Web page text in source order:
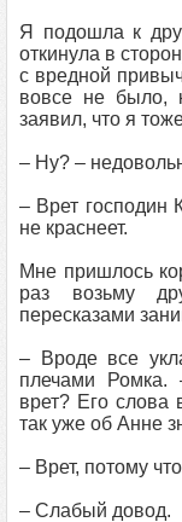
Я подошла к
откинула в
с вредной
вовсе не было,
заявил, что я
– Ну? –
– Врет господин
не краснеет.
Мне пришлось
раз возьму
пересказами
– Вроде все
плечами
врет? Его слова
так уже об Анне
– Врет, потому
– Слабый довод.